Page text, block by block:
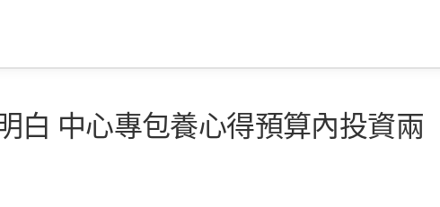
白 中心專包養心得預算內投資兩